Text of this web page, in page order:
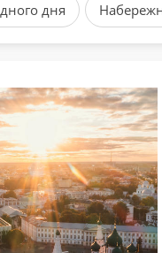
дня